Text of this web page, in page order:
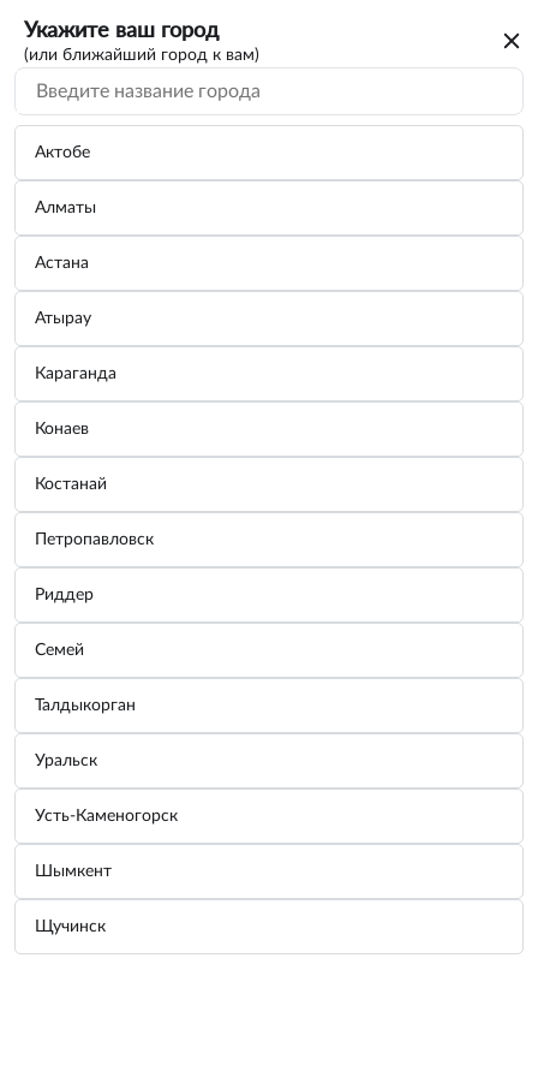
Укажите ваш город
(или ближайший город к вам)
Актобе
Алматы
Астана
Атырау
Караганда
Конаев
Костанай
Петропавловск
Риддер
Семей
Талдыкорган
Уральск
Усть-Каменогорск
Шымкент
Щучинск
Грузик балансировочный набивной для
стальных дисков 35г.
Бренд:Россия
Узнать цену
Краткие характеристики
Тип грузиков:
Возможно, вас заинтересует